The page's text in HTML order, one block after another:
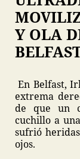
Y OLA
En Belfast,
extrema
de que un
cuchillo a
sufrió
ojos.